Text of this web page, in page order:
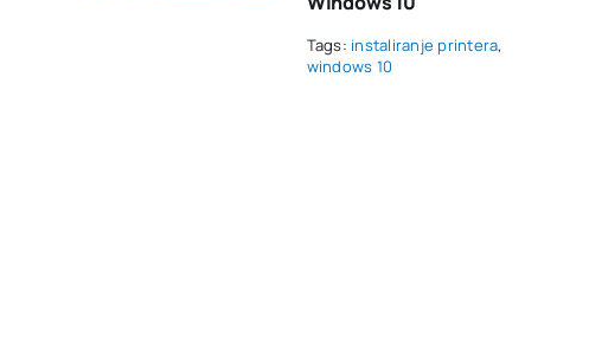
Tags: instaliranje printera,
windows 10